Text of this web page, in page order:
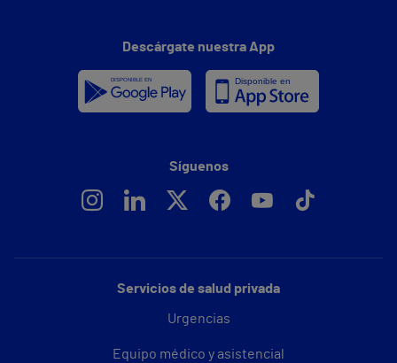
Servicios de salud privada
Urgencias
Equipo médico y asistencial
Descárgate nuestra App
Síguenos